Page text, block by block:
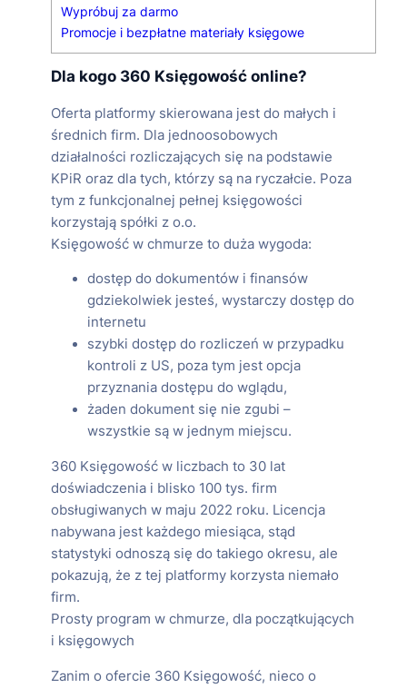
Wypróbuj za darmo
Promocje i bezpłatne materiały księgowe
Dla kogo 360 Księgowość online?
Oferta platformy skierowana jest do małych i
średnich firm. Dla jednoosobowych
działalności rozliczających się na podstawie
KPiR oraz dla tych, którzy są na ryczałcie. Poza
tym z funkcjonalnej pełnej księgowości
korzystają spółki z o.o.
Księgowość w chmurze to duża wygoda:
dostęp do dokumentów i finansów
gdziekolwiek jesteś, wystarczy dostęp do
internetu
szybki dostęp do rozliczeń w przypadku
kontroli z US, poza tym jest opcja
przyznania dostępu do wglądu,
żaden dokument się nie zgubi –
wszystkie są w jednym miejscu.
360 Księgowość w liczbach to 30 lat
doświadczenia i blisko 100 tys. firm
obsługiwanych w maju 2022 roku. Licencja
nabywana jest każdego miesiąca, stąd
statystyki odnoszą się do takiego okresu, ale
pokazują, że z tej platformy korzysta niemało
firm.
Prosty program w chmurze, dla początkujących
i księgowych
Zanim o ofercie 360 Księgowość, nieco o